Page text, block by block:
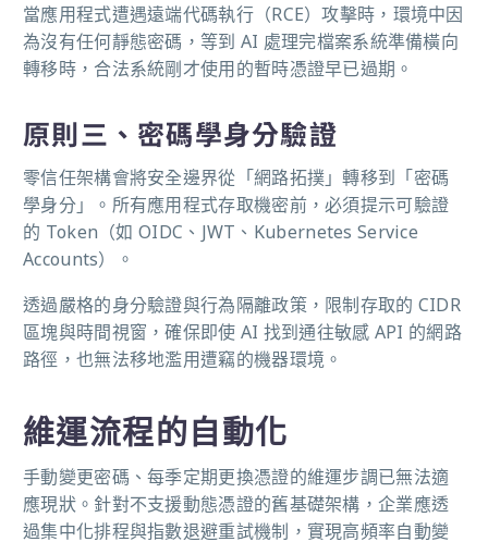
當應用程式遭遇遠端代碼執行（RCE）攻擊時，環境中因
為沒有任何靜態密碼，等到 AI 處理完檔案系統準備橫向
轉移時，合法系統剛才使用的暫時憑證早已過期。
原則三、密碼學身分驗證
零信任架構會將安全邊界從「網路拓撲」轉移到「密碼
學身分」。所有應用程式存取機密前，必須提示可驗證
的 Token（如 OIDC、JWT、Kubernetes Service
Accounts）。
透過嚴格的身分驗證與行為隔離政策，限制存取的 CIDR
區塊與時間視窗，確保即使 AI 找到通往敏感 API 的網路
路徑，也無法移地濫用遭竊的機器環境。
維運流程的自動化
手動變更密碼、每季定期更換憑證的維運步調已無法適
應現狀。針對不支援動態憑證的舊基礎架構，企業應透
過集中化排程與指數退避重試機制，實現高頻率自動變